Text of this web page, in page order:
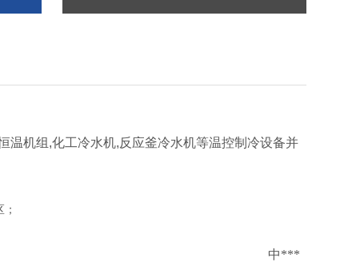
温机组,化工冷水机,反应釜冷水机等温控制冷设备并
中***